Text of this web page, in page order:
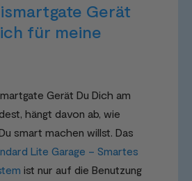
Gerät
für meine
Gerät Du Dich am
hängt davon ab, wie
smart machen willst. Das
Lite Garage – Smartes
ist nur auf die Benutzung